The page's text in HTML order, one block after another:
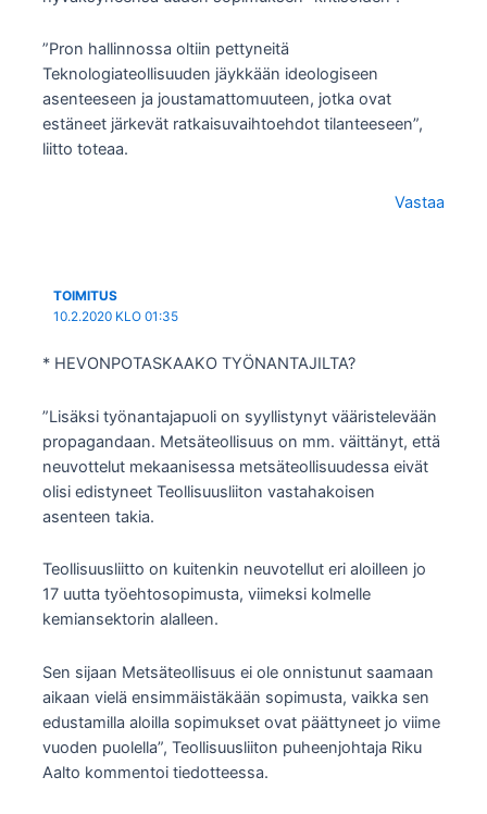
”Pron hallinnossa oltiin pettyneitä
Teknologiateollisuuden jäykkään ideologiseen
asenteeseen ja joustamattomuuteen, jotka ovat
estäneet järkevät ratkaisuvaihtoehdot tilanteeseen”,
liitto toteaa.
Vastaa
TOIMITUS
10.2.2020 KLO 01:35
* HEVONPOTASKAAKO TYÖNANTAJILTA?
”Lisäksi työnantajapuoli on syyllistynyt vääristelevään
propagandaan. Metsäteollisuus on mm. väittänyt, että
neuvottelut mekaanisessa metsäteollisuudessa eivät
olisi edistyneet Teollisuusliiton vastahakoisen
asenteen takia.
Teollisuusliitto on kuitenkin neuvotellut eri aloilleen jo
17 uutta työehtosopimusta, viimeksi kolmelle
kemiansektorin alalleen.
Sen sijaan Metsäteollisuus ei ole onnistunut saamaan
aikaan vielä ensimmäistäkään sopimusta, vaikka sen
edustamilla aloilla sopimukset ovat päättyneet jo viime
vuoden puolella”, Teollisuusliiton puheenjohtaja Riku
Aalto kommentoi tiedotteessa.